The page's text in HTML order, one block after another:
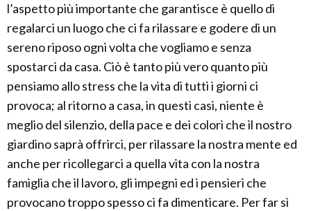
l’aspetto più importante che garantisce è quello di
regalarci un luogo che ci fa rilassare e godere di un
sereno riposo ogni volta che vogliamo e senza
spostarci da casa. Ciò è tanto più vero quanto più
pensiamo allo stress che la vita di tutti i giorni ci
provoca; al ritorno a casa, in questi casi, niente è
meglio del silenzio, della pace e dei colori che il nostro
giardino saprà offrirci, per rilassare la nostra mente ed
anche per ricollegarci a quella vita con la nostra
famiglia che il lavoro, gli impegni ed i pensieri che
provocano troppo spesso ci fa dimenticare. Per far sì